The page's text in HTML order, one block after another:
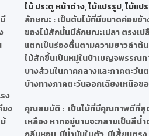
ง
ยง
ไม้ ประตู หน้าต่าง,ไม้แปรรูป,ไม้แป
ลักษณะ: เป็นต้นไม้ที่มีขนาดค่อยข้
ของไม้สักนั้นมีลักษณะเปลา ตรงเป
แตกเป็นร่องตื้นตามความยาวลำต้น
ไม้สักขึ้นเป็นหมู่ในป่าเบญจพรรณท
บางส่วนในภาคกลางและภาคตะวัน
บ้างทางภาคตะวันออกเฉียงเหนือข
คุณสมบัติ : เป็นไม้ที่มีคุณภาพดีที่สุ
เหลือง หากอยู่นานจะกลายเป็นสีน้